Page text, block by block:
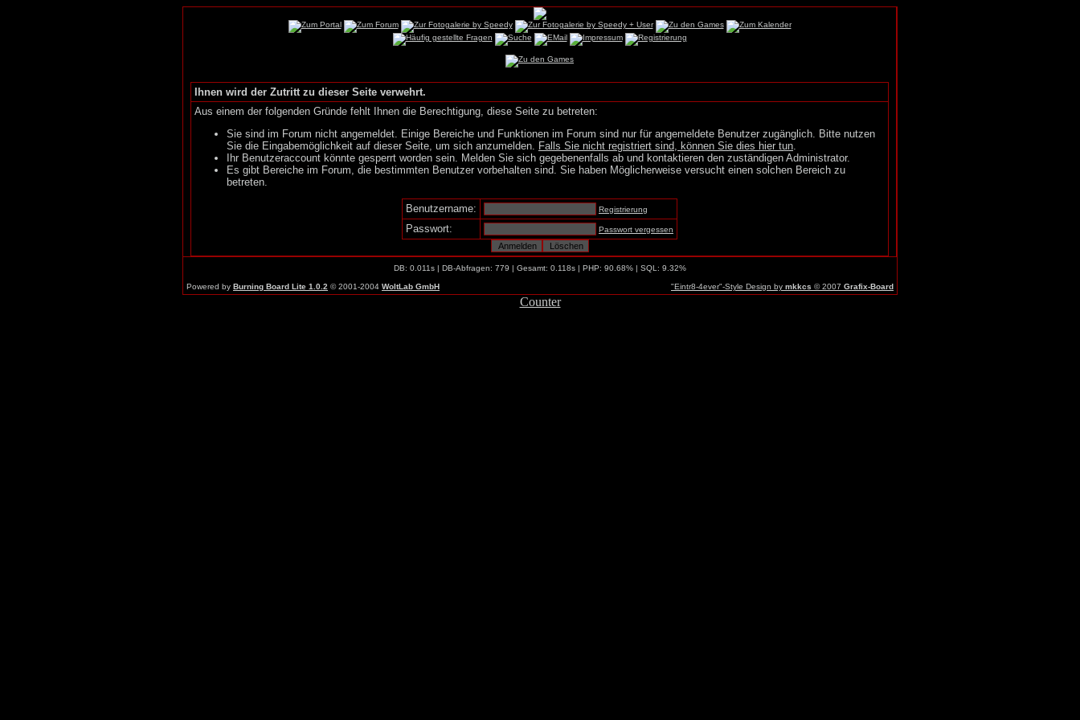
Ihnen wird der Zutritt zu dieser Seite verwehrt.
Aus einem der folgenden Gründe fehlt Ihnen die Berechtigung, diese Seite zu betreten:
Sie sind im Forum nicht angemeldet. Einige Bereiche und Funktionen im Forum sind nur für angemeldete Benutzer zugänglich. Bitte nutzen
Sie die Eingabemöglichkeit auf dieser Seite, um sich anzumelden. Falls Sie nicht registriert sind, können Sie dies hier tun.
Ihr Benutzeraccount könnte gesperrt worden sein. Melden Sie sich gegebenenfalls ab und kontaktieren den zuständigen Administrator.
Es gibt Bereiche im Forum, die bestimmten Benutzer vorbehalten sind. Sie haben Möglicherweise versucht einen solchen Bereich zu
betreten.
Benutzername: Registrierung
Passwort: Passwort vergessen
DB: 0.011s | DB-Abfragen: 779 | Gesamt: 0.118s | PHP: 90.68% | SQL: 9.32%
Powered by Burning Board Lite 1.0.2 © 2001-2004 WoltLab GmbH "Eintr8-4ever"-Style Design by mkkcs © 2007 Grafix-Board
Counter